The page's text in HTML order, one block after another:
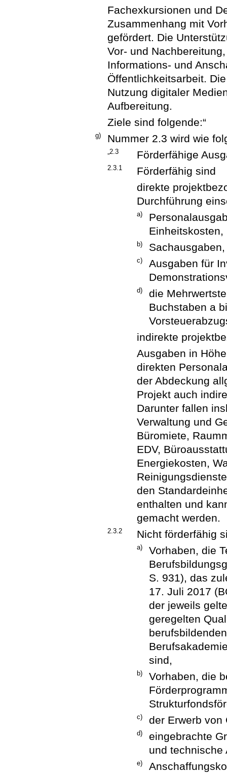
Fachexkursionen und
Zusammenhang mit
gefördert. Die
Vor- und
Informations- und
Öffentlichkeitsarbeit.
Nutzung digitaler
Aufbereitung.
Ziele sind folgende:“
g) Nummer 2.3 wird wie
„2.3 Förderfähige
2.3.1
Förderfähig sind
direkte
Durchführung
a)
Einheitskosten,
b) Sachausgaben,
c)
Ausgaben für
d)
die
Buchstaben a
indirekte
Ausgaben in
direkten
der Abdeckung
Projekt auch
Darunter fallen
Verwaltung und
Büromiete,
EDV,
Energiekosten,
den
enthalten und
gemacht werden.
2.3.2 Nicht förderfähig
a)
Vorhaben, die
S. 931), das
17. Juli 2017
der jeweils
geregelten
sind,
b)
Vorhaben, die
c) der Erwerb von
d)
eingebrachte
und technische
e)